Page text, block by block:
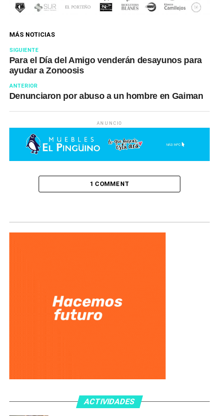
MÁS NOTICIAS
SIGUIENTE
Para el Día del Amigo venderán desayunos para
ayudar a Zonoosis
ANTERIOR
Denunciaron por abuso a un hombre en Gaiman
ANUNCIO
1 COMMENT
ACTIVIDADES